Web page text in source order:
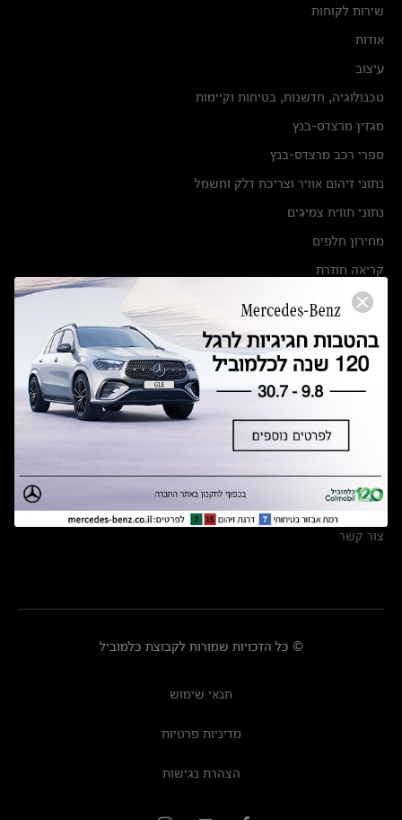
שירות לקוחות
אודות
עיצוב
טכנולוגיה, חדשנות, בטיחות וקיימות
מגזין מרצדס-בנץ
ספרי רכב מרצדס-בנץ
נתוני זיהום אוויר וצריכת דלק וחשמל
נתוני תווית צמיגים
מחירון חלפים
קריאה חוזרת
הודעה על הטבות לרכבי מרצדס בהסדר פשרה בתצ 56447-02-19
תקנון ימי מכירות 120 לכלמוביל
מצאו אותנו
אולמות תצוגה
מרכזי שירות
צור קשר
© כל הזכויות שמורות לקבוצת כלמוביל
תנאי שימוש
מדיניות פרטיות
הצהרת נגישות